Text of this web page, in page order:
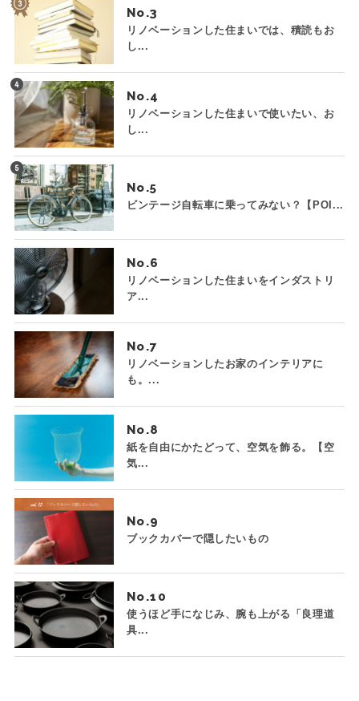
No.
リノベーションした住まいでは、積読もお
し...
No.
リノベーションした住まいで使いたい、お
し...
No.
ビンテージ自転車に乗ってみない？【POI...
No.
リノベーションした住まいをインダストリ
ア...
No.
リノベーションしたお家のインテリアに
も。...
No.
紙を自由にかたどって、空気を飾る。【空
気...
No.
ブックカバーで隠したいもの
No.
使うほど手になじみ、腕も上がる「良理道
具...